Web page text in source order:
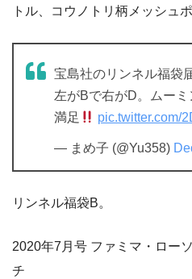
トル、コウノトリ柄メッシュ
宝島社のリンネル福袋
左がBで右がD。ムー
満足
pic.twitter.com/
— まめ子 (@Yu358)
リンネル福袋B。
2020年7月号 ファミマ・ロー
チ